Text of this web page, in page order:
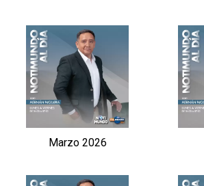
Marzo 2026